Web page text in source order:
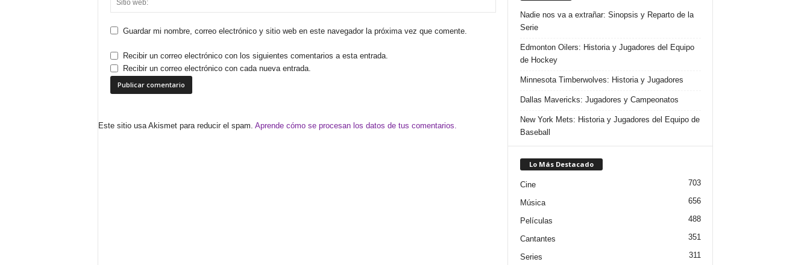
Guardar mi nombre, correo electrónico y sitio web en este navegador la próxima vez que comente.
Recibir un correo electrónico con los siguientes comentarios a esta entrada.
Recibir un correo electrónico con cada nueva entrada.
Este sitio usa Akismet para reducir el spam. Aprende cómo se procesan los datos de tus comentarios.
Nadie nos va a extrañar: Sinopsis y Reparto de la
Serie
Edmonton Oilers: Historia y Jugadores del Equipo
de Hockey
Minnesota Timberwolves: Historia y Jugadores
Dallas Mavericks: Jugadores y Campeonatos
New York Mets: Historia y Jugadores del Equipo de
Baseball
Lo Más Destacado
Cine 703
Música 656
Películas 488
Cantantes 351
Series 311